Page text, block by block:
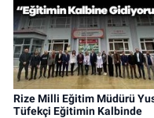
Rize Milli Eğitim Müdürü
Tüfekçi Eğitimin Kalbinde